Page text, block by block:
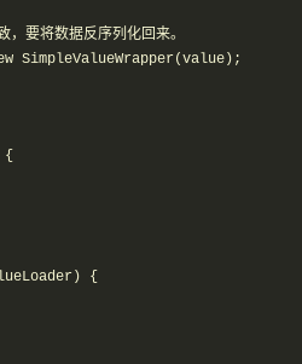
将数据反序列化回来。
{
{